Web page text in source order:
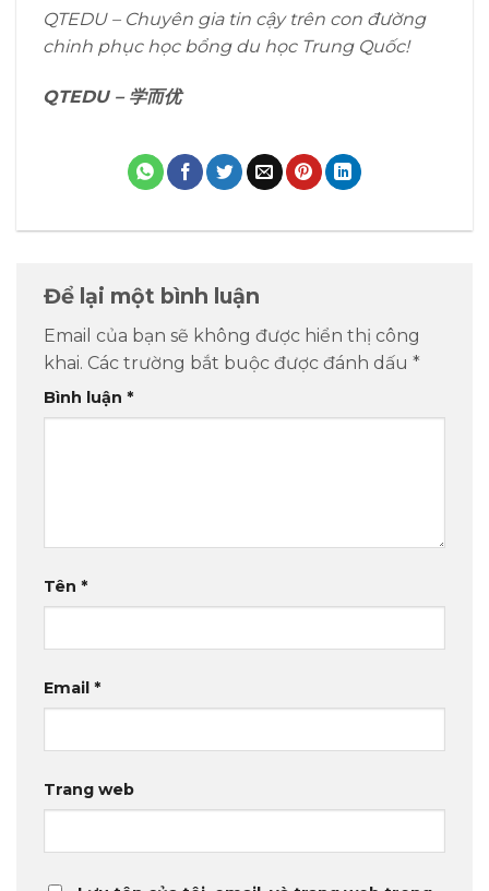
QTEDU – Chuyên gia tin cậy trên con đường
chinh phục học bổng du học Trung Quốc!
QTEDU – 学而优
Để lại một bình luận
Email của bạn sẽ không được hiển thị công
khai. Các trường bắt buộc được đánh dấu *
Bình luận *
Tên *
Email *
Trang web